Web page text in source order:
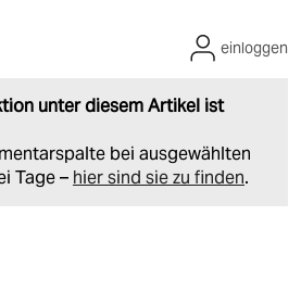
unter diesem Artikel ist
bei ausgewählten
Tage – hier sind sie zu finden.
einloggen